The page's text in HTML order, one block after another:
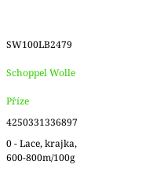
SW100LB2479
Schoppel Wolle
Příze
4250331336897
0 - Lace, krajka,
600-800m/100g